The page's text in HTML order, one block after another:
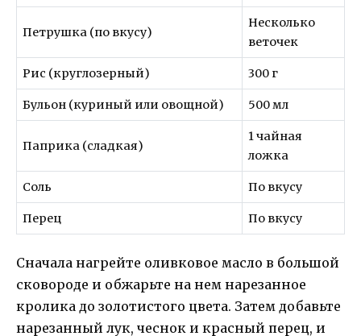
Петрушка (по вкусу)
Несколько
веточек
Рис (круглозерный) 300 г
Бульон (куриный или овощной) 500 мл
Паприка (сладкая)
1 чайная
ложка
Соль По вкусу
Перец По вкусу
Сначала нагрейте оливковое масло в большой
сковороде и обжарьте на нем нарезанное
кролика до золотистого цвета. Затем добавьте
нарезанный лук, чеснок и красный перец, и